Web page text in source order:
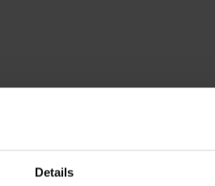
Details